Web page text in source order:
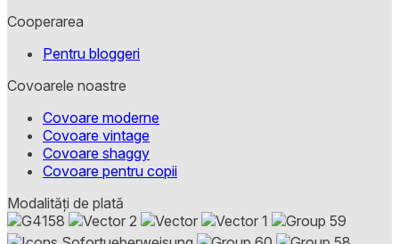
Cooperarea
Pentru bloggeri
Covoarele noastre
Covoare moderne
Covoare vintage
Covoare shaggy
Covoare pentru copii
Modalități de plată